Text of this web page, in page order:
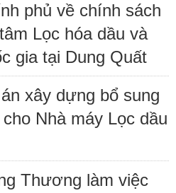
phủ về chính sách
Lọc hóa dầu và
gia tại Dung Quất
xây dựng bổ sung
Nhà máy Lọc dầu
Thương làm việc